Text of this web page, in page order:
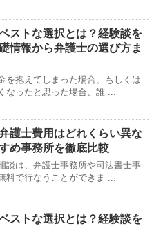
ストな選択とは？経験談を
情報から弁護士の選び方ま
を抱えてしまった場合、もしくは
なったと思った場合、誰 ...
護士費用はどれくらい異な
め事務所を徹底比較
談は、弁護士事務所や司法書士事
料で行なうことができま ...
ストな選択とは？経験談を